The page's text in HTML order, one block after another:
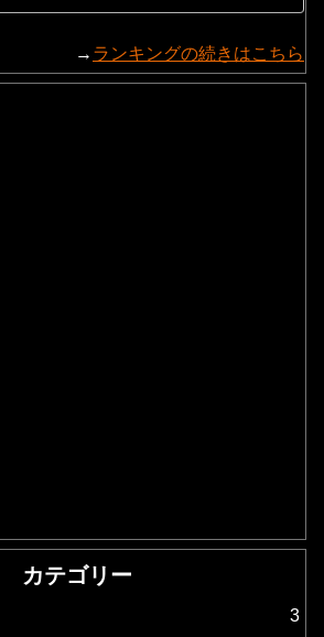
→ ランキングの続きはこちら
カテゴリー
3